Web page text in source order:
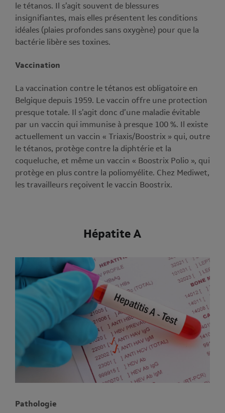
le tétanos. Il s’agit souvent de blessures
insignifiantes, mais elles présentent les conditions
idéales (plaies profondes sans oxygène) pour que la
bactérie libère ses toxines.
Vaccination
La vaccination contre le tétanos est obligatoire en
Belgique depuis 1959. Le vaccin offre une protection
presque totale. Il s’agit donc d’une maladie évitable
par un vaccin qui immunise à presque 100 %. Il existe
actuellement un vaccin « Triaxis/Boostrix » qui, outre
le tétanos, protège contre la diphtérie et la
coqueluche, et même un vaccin « Boostrix Polio », qui
protège en plus contre la poliomyélite. Chez Mediwet,
les travailleurs reçoivent le vaccin Boostrix.
Hépatite A
Pathologie